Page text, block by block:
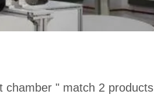
chamber " match 2 products